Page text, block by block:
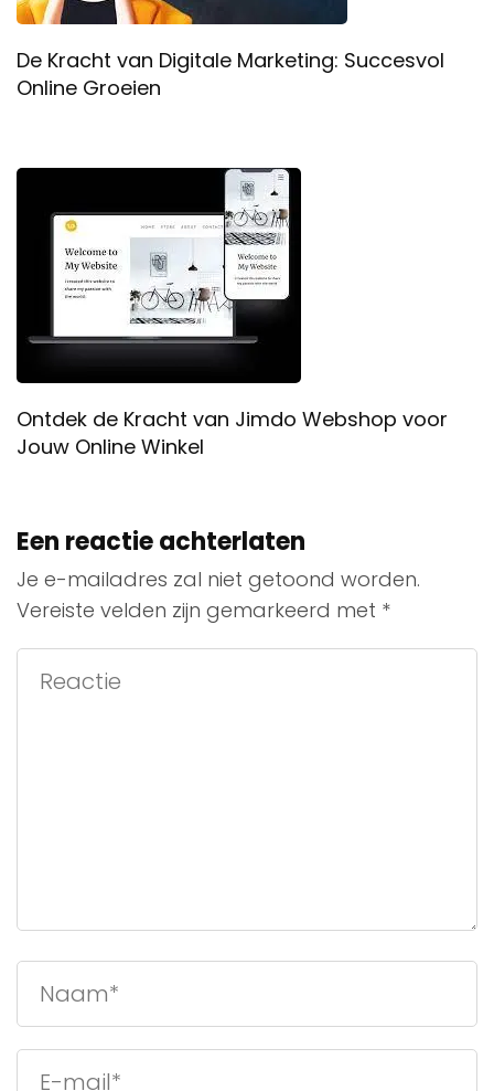
De Kracht van Digitale Marketing: Succesvol
Online Groeien
Ontdek de Kracht van Jimdo Webshop voor
Jouw Online Winkel
Een reactie achterlaten
Je e-mailadres zal niet getoond worden.
Vereiste velden zijn gemarkeerd met *